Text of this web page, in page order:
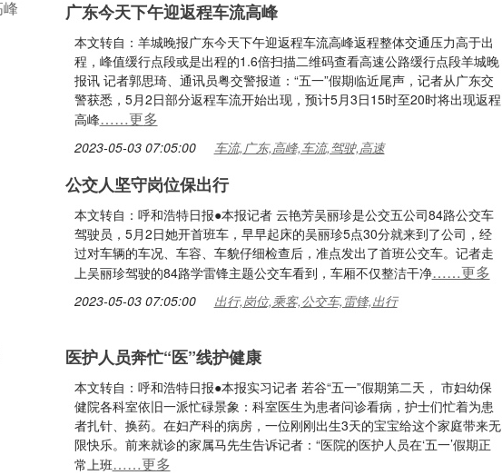
广东今天下午迎返程车流高峰
本文转自：羊城晚报广东今天下午迎返程车流高峰返程整体交通压力高于出
程，峰值缓行点段或是出程的1.6倍扫描二维码查看高速公路缓行点段羊城晚
报讯 记者郭思琦、通讯员粤交警报道：“五一”假期临近尾声，记者从广东交
警获悉，5月2日部分返程车流开始出现，预计5月3日15时至20时将出现返程
高峰……更多
2023-05-03 07:05:00 车流,广东,高峰,车流,驾驶,高速
公交人坚守岗位保出行
本文转自：呼和浩特日报●本报记者 云艳芳吴丽珍是公交五公司84路公交车
驾驶员，5月2日她开首班车，早早起床的吴丽珍5点30分就来到了公司，经
过对车辆的车况、车容、车貌仔细检查后，准点发出了首班公交车。记者走
上吴丽珍驾驶的84路学雷锋主题公交车看到，车厢不仅整洁干净……更多
2023-05-03 07:05:00 出行,岗位,乘客,公交车,雷锋,出行
医护人员奔忙“医”线护健康
本文转自：呼和浩特日报●本报实习记者 若谷“五一”假期第二天， 市妇幼保
健院各科室依旧一派忙碌景象：科室医生为患者问诊看病，护士们忙着为患
者扎针、换药。在妇产科的病房，一位刚刚出生3天的宝宝给这个家庭带来无
限快乐。前来就诊的家属马先生告诉记者：“医院的医护人员在‘五一’假期正
常上班……更多